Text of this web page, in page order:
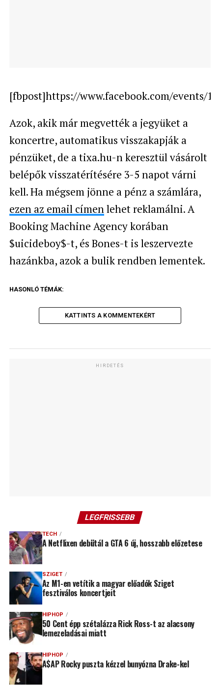
[fbpost]https://www.facebook.com/events/
Azok, akik már megvették a jegyüket a
koncertre, automatikus visszakapják a
pénzüket, de a tixa.hu-n keresztül vásárolt
belépők visszatérítésére 3-5 napot várni
kell. Ha mégsem jönne a pénz a számlára,
ezen az email címenlehet reklamálni. A
Booking Machine Agency korában
$uicideboy$-t, és Bones-t is leszervezte
hazánkba, azok a bulik rendben lementek.
HASONLÓ TÉMÁK:
KATTINTS A KOMMENTEKÉRT
HIRDETÉS
LEGFRISSEBB
TECH
A Netflixen debütál a GTA 6 új, hosszabb előzetese
SZIGET
Az M1-en vetítik a magyar előadók Sziget
fesztiválos koncertjeit
HIPHOP
50 Cent épp szétalázza Rick Ross-t az alacsony
lemezeladásai miatt
HIPHOP
A$AP Rocky puszta kézzel bunyózna Drake-kel